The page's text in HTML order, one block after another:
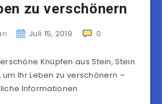
zu verschönern
Juli 15, 2019 0
Knüpfen aus Stein, Stein
um Ihr Leben zu verschönern –
Informationen